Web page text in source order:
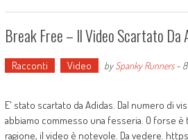
Break Free – Il Video Scartato Da
Racconti Video bySpanky Runners-
E' stato scartato da Adidas. Dal numero di
abbiamo commesso una fesseria. O forse è
ragione, il video è notevole. Da vedere.